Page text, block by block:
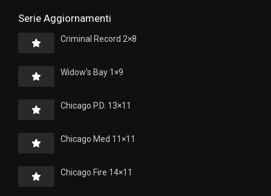
Serie Aggiornamenti
Criminal Record 2×8
Widow’s Bay 1×9
Chicago P.D. 13×11
Chicago Med 11×11
Chicago Fire 14×11